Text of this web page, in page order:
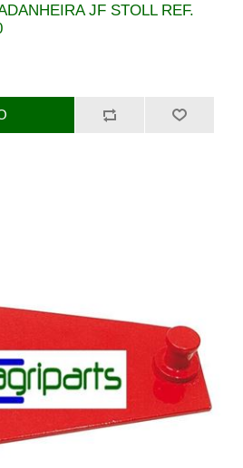
JF STOLL REF.